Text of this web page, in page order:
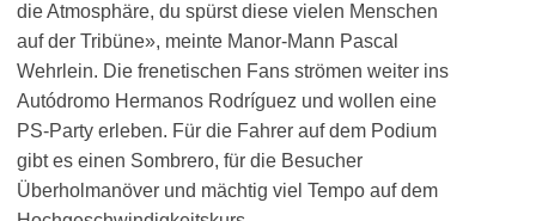
die Atmosphäre, du spürst diese vielen Menschen
auf der Tribüne», meinte Manor-Mann Pascal
Wehrlein. Die frenetischen Fans strömen weiter ins
Autódromo Hermanos Rodríguez und wollen eine
PS-Party erleben. Für die Fahrer auf dem Podium
gibt es einen Sombrero, für die Besucher
Überholmanöver und mächtig viel Tempo auf dem